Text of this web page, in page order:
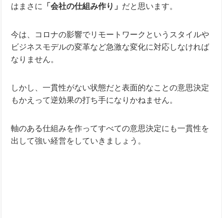
はまさに 「会社の仕組み作り」 だと思います。
今は、コロナの影響でリモートワークというスタイルや
ビジネスモデルの変革など急激な変化に対応しなければ
なりません。
しかし、一貫性がない状態だと表面的なことの意思決定
もかえって逆効果の打ち手になりかねません。
軸のある仕組みを作ってすべての意思決定にも一貫性を
出して強い経営をしていきましょう。